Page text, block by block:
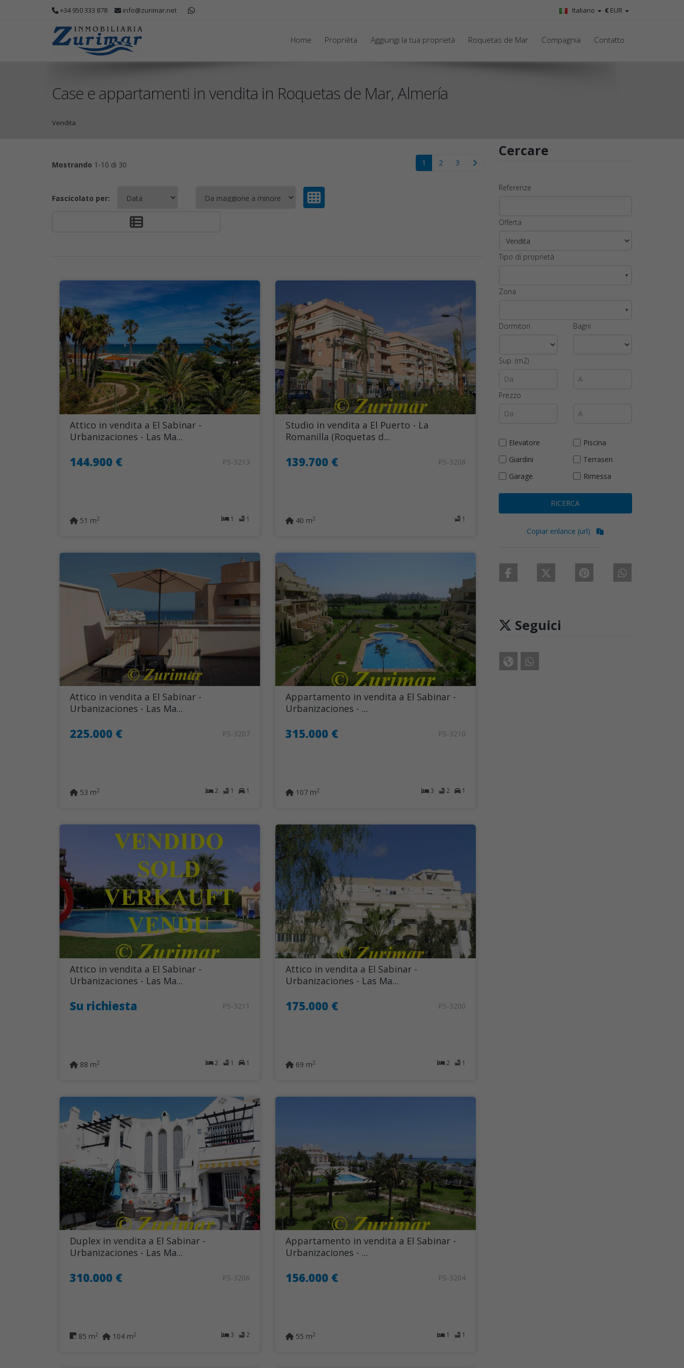
+34 950 333 878 info@zurimar.net € EUR
Italiano
Home Proprièta Aggiungi la tua proprietà Roquetas de Mar Compagnia Contatto
Case e appartamenti in vendita in Roquetas de Mar, Almería
Vendita
Mostrando 1-10 di 30 1 2 3
Fascicolato per:
Attico in vendita a El Sabinar -
Urbanizaciones - Las Ma...
144.900 € PS-3213
1 1
51 m2
Studio in vendita a El Puerto - La
Romanilla (Roquetas d...
139.700 € PS-3208
1
40 m2
Attico in vendita a El Sabinar -
Urbanizaciones - Las Ma...
225.000 € PS-3207
2 1 1
53 m2
Appartamento in vendita a El Sabinar -
Urbanizaciones - ...
315.000 € PS-3210
3 2 1
107 m2
Attico in vendita a El Sabinar -
Urbanizaciones - Las Ma...
Su richiesta PS-3211
2 1 1
88 m2
Attico in vendita a El Sabinar -
Urbanizaciones - Las Ma...
175.000 € PS-3200
2 1
69 m2
Duplex in vendita a El Sabinar -
Urbanizaciones - Las Ma...
310.000 € PS-3206
3 2
85 m2 104 m2
Appartamento in vendita a El Sabinar -
Urbanizaciones - ...
156.000 € PS-3204
1 1
55 m2
Cercare
Referenze
Offerta
Tipo di proprietà
▼
Zona
▼
Dormitori Bagni
Sup. (m2)
Prezzo
Elevatore
Piscina
Giardini
Terrasen
Garage
Rimessa
RICERCA
Copiar enlance (url)
Seguici